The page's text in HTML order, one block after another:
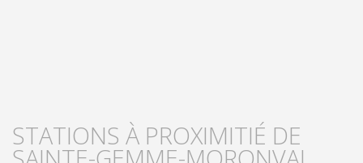
STATIONS À PROXIMITIÉ DE